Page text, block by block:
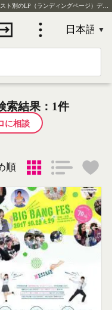
のLP（ランディングページ）デザイン実例を毎日更新
索結果：1件
に相談
順